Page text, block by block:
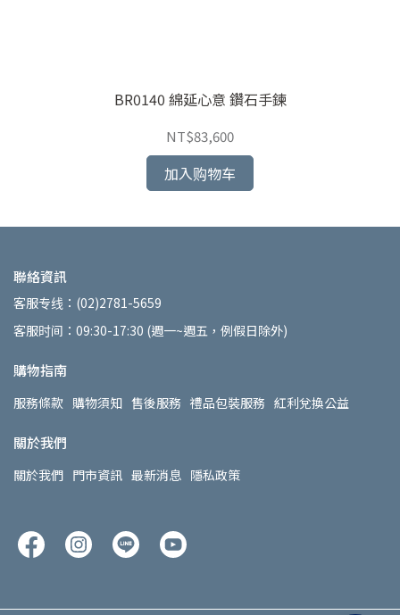
BR0140 綿延心意 鑽石手鍊
NT$83,600
加入购物车
聯絡資訊
客服专线：(02)2781-5659
客服时间：09:30-17:30 (週一~週五，例假日除外)
購物指南
服務條款 購物須知 售後服務 禮品包裝服務 紅利兌換公益
關於我們
關於我們 門市資訊 最新消息 隱私政策